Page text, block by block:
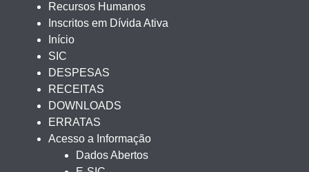
Recursos Humanos
Inscritos em Dívida Ativa
Início
SIC
DESPESAS
RECEITAS
DOWNLOADS
ERRATAS
Acesso a Informação
Dados Abertos